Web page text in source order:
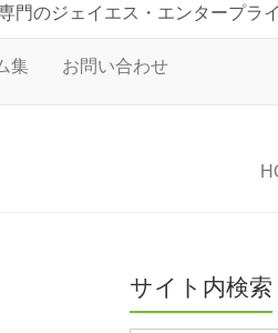
門のジェイエス・エンタープラ
集 お問い合わせ
サイト内検索